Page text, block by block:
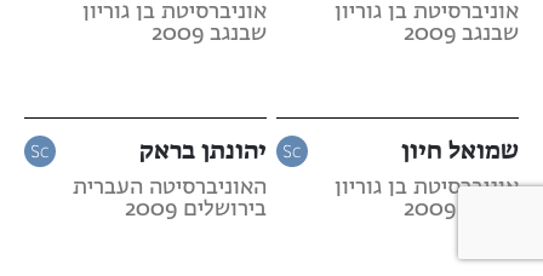
אוניברסיטת בן גוריון
שבנגב 2009
אוניברסיטת בן גוריון
שבנגב 2009
שמואל חיון
אוניברסיטת בן גוריון
יהונתן בראק
האוניברסיטה העברית
בירושלים 2009